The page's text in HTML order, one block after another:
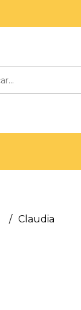
Claudia